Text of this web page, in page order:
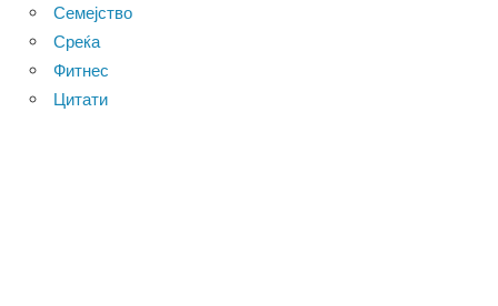
Семејство
Среќа
Фитнес
Цитати